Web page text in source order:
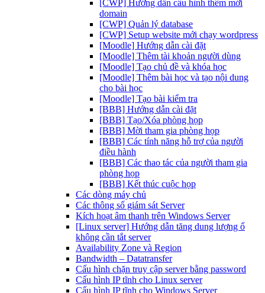
[CWP] Hướng dẫn cấu hình thêm mới
domain
[CWP] Quản lý database
[CWP] Setup website mới chạy wordpress
[Moodle] Hướng dẫn cài đặt
[Moodle] Thêm tài khoản người dùng
[Moodle] Tạo chủ đề và khóa học
[Moodle] Thêm bài học và tạo nội dung
cho bài học
[Moodle] Tạo bài kiểm tra
[BBB] Hướng dẫn cài đặt
[BBB] Tạo/Xóa phòng họp
[BBB] Mời tham gia phòng họp
[BBB] Các tính năng hỗ trợ của người
điều hành
[BBB] Các thao tác của người tham gia
phòng họp
[BBB] Kết thúc cuộc họp
Các dòng máy chủ
Các thông số giám sát Server
Kích hoạt âm thanh trên Windows Server
[Linux server] Hướng dẫn tăng dung lượng ổ
không cần tắt server
Availability Zone và Region
Bandwidth – Datatransfer
Cấu hình chặn truy cập server bằng password
Cấu hình IP tĩnh cho Linux server
Cấu hình IP tĩnh cho Windows Server